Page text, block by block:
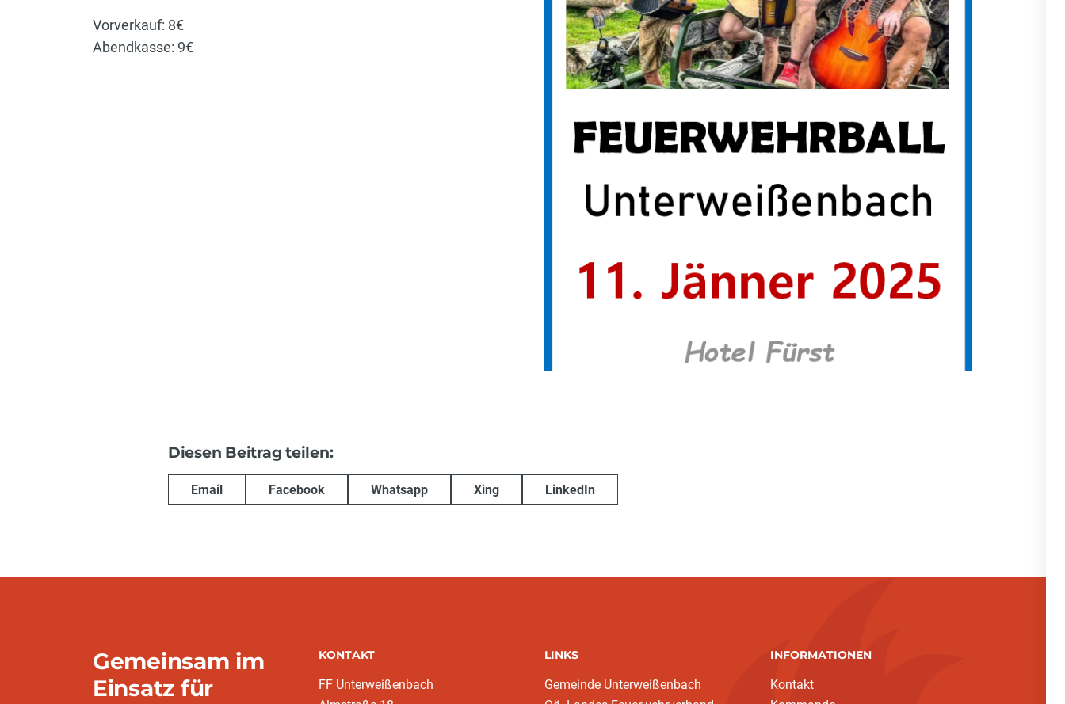
Vorverkauf: 8€
Abendkasse: 9€
Diesen Beitrag teilen:
Email Facebook Whatsapp Xing LinkedIn
Gemeinsam im
Einsatz für
KONTAKT
FF Unterweißenbach
LINKS
Gemeinde Unterweißenbach
INFORMATIONEN
Kontakt